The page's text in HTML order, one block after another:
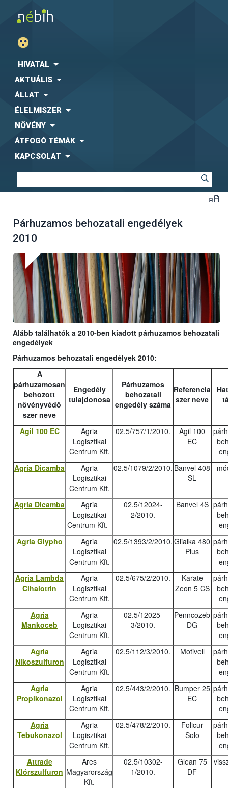
HIVATAL
AKTUÁLIS
ÁLLAT
ÉLELMISZER
NÖVÉNY
ÁTFOGÓ TÉMÁK
KAPCSOLAT
Párhuzamos behozatali engedélyek
2010
Alább találhatók a 2010-ben kiadott párhuzamos behozatali
engedélyek
Párhuzamos behozatali engedélyek 2010:
A
párhuzamosan
behozott
növényvédő
szer neve
Engedély
tulajdonosa
Párhuzamos
behozatali
engedély száma
Referencia
szer neve
Agil 100 EC
Agria
Logisztikai
Centrum Kft.
02.5/757/1/2010.
Agil 100
EC
Agria Dicamba
Agria
Logisztikai
Centrum Kft.
02.5/1079/2/2010. Banvel 408
SL
Agria Dicamba
Agria
Logisztikai
Centrum Kft.
02.5/12024-
2/2010.
Banvel 4S
Agria Glypho
Agria
Logisztikai
Centrum Kft.
02.5/1393/2/2010. Glialka 480
Plus
Agria Lambda
Cihalotrin
Agria
Logisztikai
Centrum Kft.
02.5/675/2/2010.
Karate
Zeon 5 CS
Agria
Mankoceb
Agria
Logisztikai
Centrum Kft.
02.5/12025-
3/2010.
Penncozeb
DG
Agria
Nikoszulfuron
Agria
Logisztikai
Centrum Kft.
02.5/112/3/2010. Motivell
Agria
Propikonazol
Agria
Logisztikai
Centrum Kft.
02.5/443/2/2010. Bumper 25
EC
Agria
Tebukonazol
Agria
Logisztikai
Centrum Kft.
02.5/478/2/2010.
Folicur
Solo
Attrade
Klórszulfuron
Ares
Magyarország
Kft.
02.5/10302-
1/2010.
Glean 75
DF